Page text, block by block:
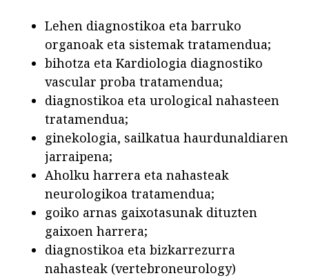
Lehen diagnostikoa eta barruko
organoak eta sistemak tratamendua;
bihotza eta Kardiologia diagnostiko
vascular proba tratamendua;
diagnostikoa eta urological nahasteen
tratamendua;
ginekologia, sailkatua haurdunaldiaren
jarraipena;
Aholku harrera eta nahasteak
neurologikoa tratamendua;
goiko arnas gaixotasunak dituzten
gaixoen harrera;
diagnostikoa eta bizkarrezurra
nahasteak (vertebroneurology)